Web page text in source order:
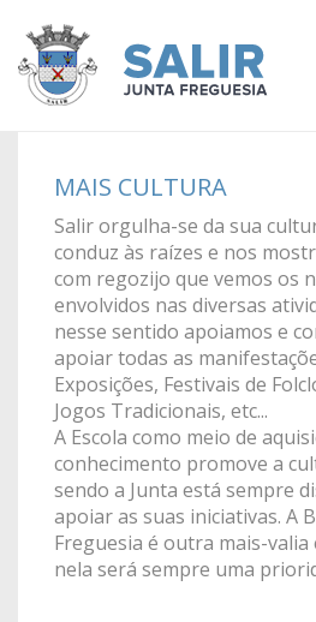
MAIS CULTURA
Salir orgulha-se da sua
conduz às raízes e nos
com regozijo que vemos os
envolvidos nas diversas
nesse sentido apoiamos e
apoiar todas as
Exposições, Festivais de
Jogos Tradicionais, etc...
A Escola como meio de
conhecimento promove a
sendo a Junta está sempre
apoiar as suas iniciativas. A
Freguesia é outra mais-
nela será sempre uma